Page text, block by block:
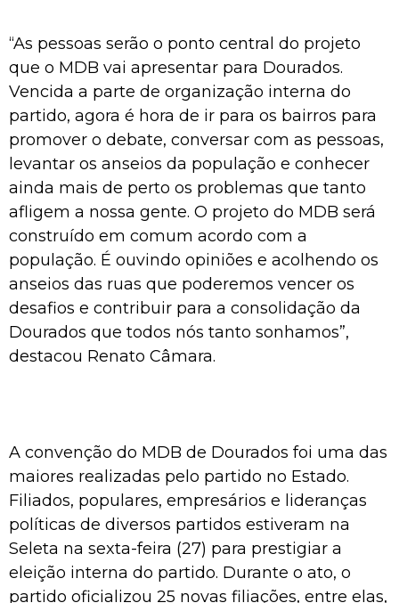
“As pessoas serão o ponto central do projeto
que o MDB vai apresentar para Dourados.
Vencida a parte de organização interna do
partido, agora é hora de ir para os bairros para
promover o debate, conversar com as pessoas,
levantar os anseios da população e conhecer
ainda mais de perto os problemas que tanto
afligem a nossa gente. O projeto do MDB será
construído em comum acordo com a
população. É ouvindo opiniões e acolhendo os
anseios das ruas que poderemos vencer os
desafios e contribuir para a consolidação da
Dourados que todos nós tanto sonhamos”,
destacou Renato Câmara.
A convenção do MDB de Dourados foi uma das
maiores realizadas pelo partido no Estado.
Filiados, populares, empresários e lideranças
políticas de diversos partidos estiveram na
Seleta na sexta-feira (27) para prestigiar a
eleição interna do partido. Durante o ato, o
partido oficializou 25 novas filiações, entre elas,